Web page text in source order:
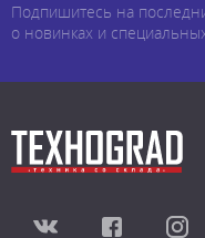
Подпишитесь на
о новинках и